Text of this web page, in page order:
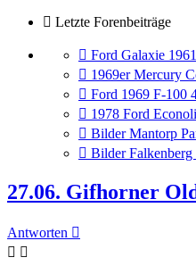
Letzte Forenbeiträge
Gehe
zum
letzten
Beitrag
Ford Galaxie
Gehe
zum
letzten
Beitrag
1969er Mercury
Gehe
zum
letzten
Beitrag
Ford 1969 F-100
Gehe
zum
letzten
Beitrag
1978 Ford
Gehe
zum
letzten
Bilder Mantorp
Gehe
letzten
Beitrag
Bilder Falkenberg
27.06. Gifhorner
Antworten